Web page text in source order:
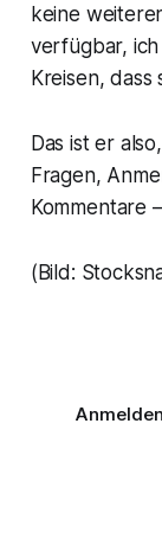
keine
verfügbar,
Kreisen,
Das ist er
Fragen,
Kommentare
(Bild:
Anmelden